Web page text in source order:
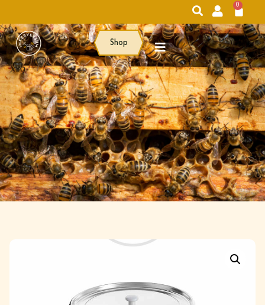
0
Shop